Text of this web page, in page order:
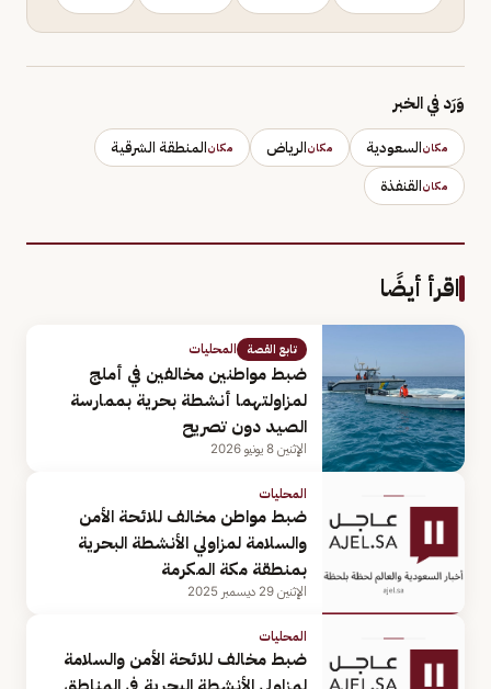
وَرَد في الخبر
مكانالسعودية مكانالرياض مكانالمنطقة الشرقية
مكانالقنفذة
اقرأ أيضًا
تابع القصة المحليات
ضبط مواطنين مخالفين في أملج
لمزاولتهما أنشطة بحرية بممارسة
الصيد دون تصريح
الإثنين 8 يونيو 2026
المحليات
ضبط مواطن مخالف للائحة الأمن
والسلامة لمزاولي الأنشطة البحرية
بمنطقة مكة المكرمة
الإثنين 29 ديسمبر 2025
المحليات
ضبط مخالف للائحة الأمن والسلامة